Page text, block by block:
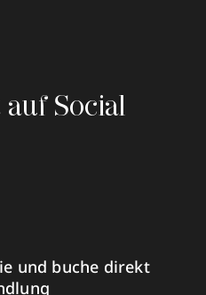
auf Social
und buche direkt